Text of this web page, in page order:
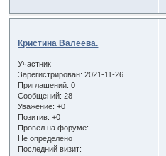
Кристина Валеева.
Участник
Зарегистрирован: 2021-11-26
Приглашений: 0
Сообщений: 28
Уважение: +0
Позитив: +0
Провел на форуме:
Не определено
Последний визит: